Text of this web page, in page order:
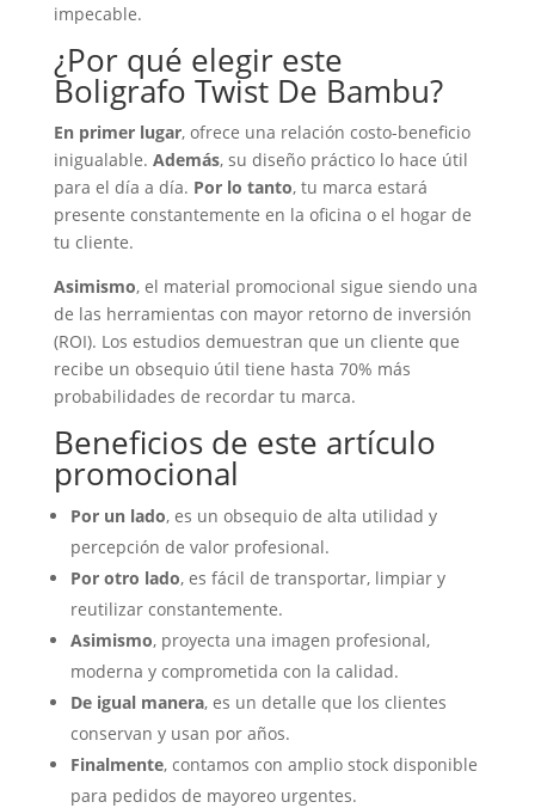
impecable.
¿Por qué elegir este
Boligrafo Twist De Bambu?
En primer lugar, ofrece una relación costo-beneficio
inigualable. Además, su diseño práctico lo hace útil
para el día a día. Por lo tanto, tu marca estará
presente constantemente en la oficina o el hogar de
tu cliente.
Asimismo, el material promocional sigue siendo una
de las herramientas con mayor retorno de inversión
(ROI). Los estudios demuestran que un cliente que
recibe un obsequio útil tiene hasta 70% más
probabilidades de recordar tu marca.
Beneficios de este artículo
promocional
Por un lado, es un obsequio de alta utilidad y
percepción de valor profesional.
Por otro lado, es fácil de transportar, limpiar y
reutilizar constantemente.
Asimismo, proyecta una imagen profesional,
moderna y comprometida con la calidad.
De igual manera, es un detalle que los clientes
conservan y usan por años.
Finalmente, contamos con amplio stock disponible
para pedidos de mayoreo urgentes.